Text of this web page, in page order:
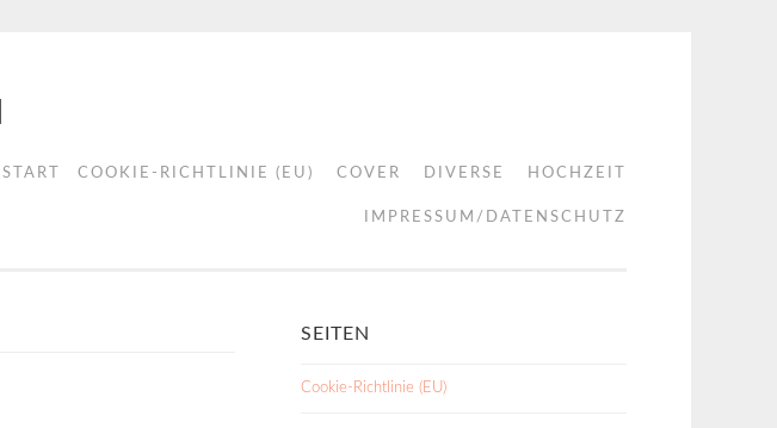
START COOKIE-RICHTLINIE (EU) COVER DIVERSE HOCHZEIT
IMPRESSUM/DATENSCHUTZ
SEITEN
Cookie-Richtlinie (EU)